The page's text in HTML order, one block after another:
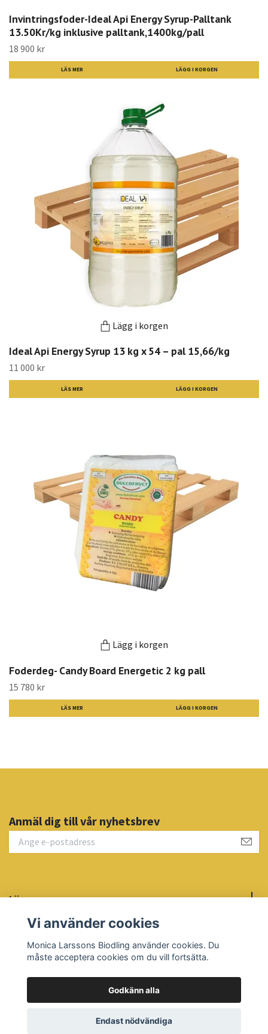
Invintringsfoder-Ideal Api Energy Syrup-Palltank
13.50Kr/kg inklusive palltank,1400kg/pall
18 900 kr
LÄS MER
Lägg i korgen
Ideal Api Energy Syrup 13 kg x 54 – pal 15,66/kg
11 000 kr
LÄS MER
Lägg i korgen
Foderdeg- Candy Board Energetic 2 kg pall
15 780 kr
LÄS MER
Anmäl dig till vår nyhetsbrev
Läs mer
© 2026 Monica Larssons BiodlingPowered by Quickbutik
Vi använder cookies
Monica Larssons Biodling använder cookies. Du
måste acceptera cookies om du vill fortsätta.
Godkänn alla
Endast nödvändiga